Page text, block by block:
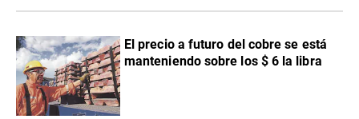
El precio a futuro del cobre se está
manteniendo sobre los $ 6 la libra